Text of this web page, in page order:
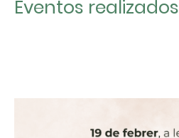
Eventos realizados